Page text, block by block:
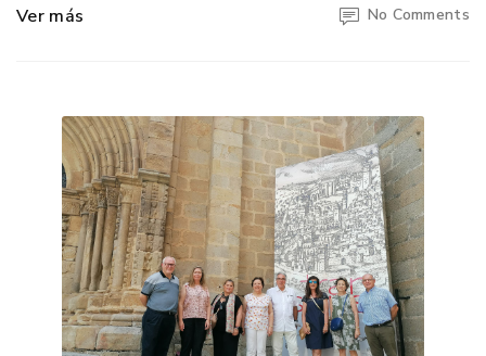
Ver más No Comments